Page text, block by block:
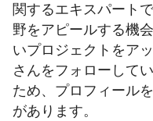
関するエキスパート
野をアピールする機
いプロジェクトをア
さんをフォローして
ため、プロフィール
があります。